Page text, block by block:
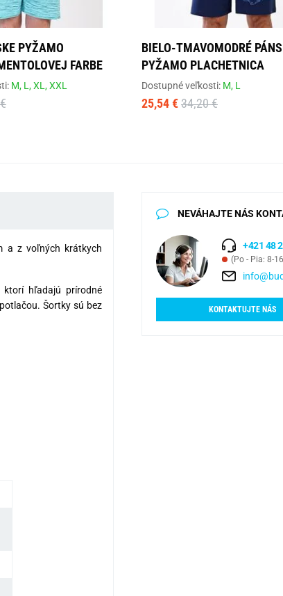
PYŽAMO
FARBE
M, L,XL,XXL
BIELO-TMAVOMODRÉ
PYŽAMO PLACHETNICA
Dostupné veľkosti: M, L
25,54 € 34,20 €
a z voľných krátkych
ktorí hľadajú prírodné
Šortky sú bez
NEVÁHAJTE NÁS
+421 48
(Po - Pia: 8-
KONTAKTUJTE NÁS